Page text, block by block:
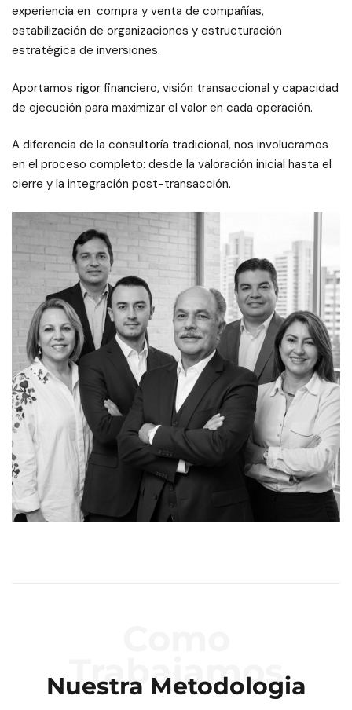
experiencia en compra y venta de compañías,
estabilización de organizaciones y estructuración
estratégica de inversiones.
Aportamos rigor financiero, visión transaccional y capacidad
de ejecución para maximizar el valor en cada operación.
A diferencia de la consultoría tradicional, nos involucramos
en el proceso completo: desde la valoración inicial hasta el
cierre y la integración post-transacción.
Trabajamos
Nuestra Metodologia